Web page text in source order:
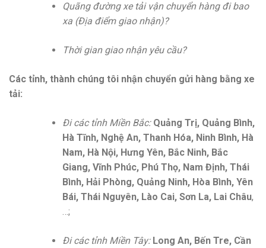
Quãng đường xe tải vận chuyển hàng đi bao
xa (Địa điểm giao nhận)?
Thời gian giao nhận yêu cầu?
Các tỉnh, thành chúng tôi nhận chuyển gửi hàng bằng xe
tải:
Đi các tỉnh Miền Bắc: Quảng Trị, Quảng Bình,
Hà Tĩnh, Nghệ An, Thanh Hóa, Ninh Bình, Hà
Nam, Hà Nội, Hưng Yên, Bắc Ninh, Bắc
Giang, Vĩnh Phúc, Phú Thọ, Nam Định, Thái
Bình, Hải Phòng, Quảng Ninh, Hòa Bình, Yên
Bái, Thái Nguyên, Lào Cai, Sơn La, Lai Châu,
…;
Đi các tỉnh Miền Tây:Long An, Bến Tre, Cần